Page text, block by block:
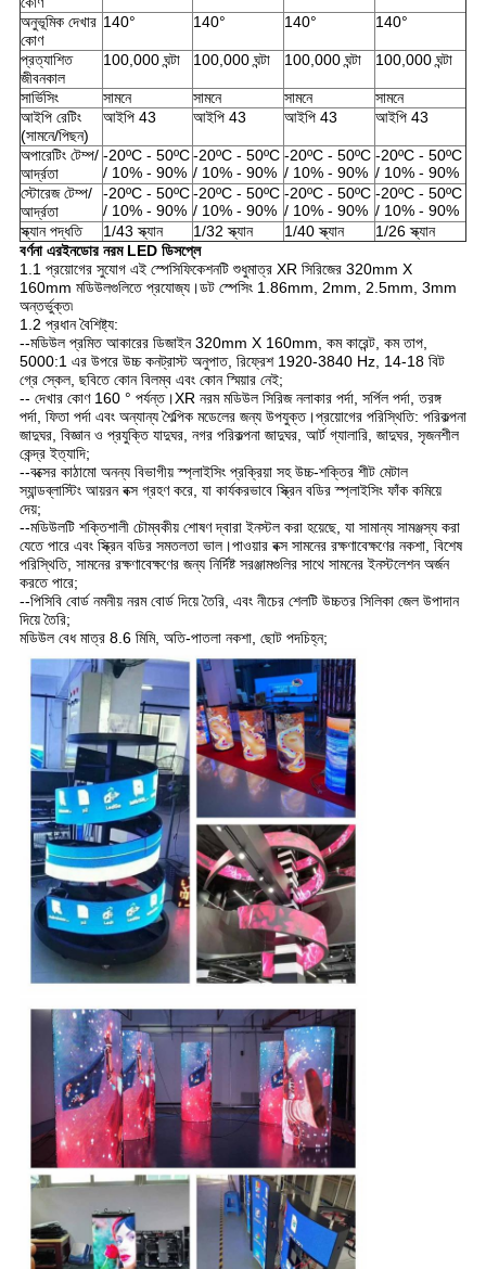
অনুভূমিক দেখার
কোণ
140° 140° 140° 140°
প্রত্যাশিত
জীবনকাল
100,000 ঘন্টা 100,000 ঘন্টা 100,000 ঘন্টা 100,000 ঘন্টা
সার্ভিসিং সামনে সামনে সামনে
সামনে
আইপি রেটিং
(সামনে/পিছন)
আইপি 43 আইপি 43 আইপি 43 আইপি 43
অপারেটিং টেম্প/
আর্দ্রতা
-20ºC - 50ºC
/ 10% - 90%
-20ºC - 50ºC
/ 10% - 90%
-20ºC - 50ºC
/ 10% - 90%
-20ºC - 50ºC
/ 10% - 90%
স্টোরেজ টেম্প/
আর্দ্রতা
-20ºC - 50ºC
/ 10% - 90%
-20ºC - 50ºC
/ 10% - 90%
-20ºC - 50ºC
/ 10% - 90%
-20ºC - 50ºC
/ 10% - 90%
স্ক্যান পদ্ধতি
1/43 স্ক্যান 1/32 স্ক্যান 1/40 স্ক্যান
1/26 স্ক্যান
বর্ণনা এরইনডোর নরম LED ডিসপ্লে
1.1 প্রয়োগের সুযোগ এই স্পেসিফিকেশনটি শুধুমাত্র XR সিরিজের 320mm X
160mm মডিউলগুলিতে প্রযোজ্য।ডট স্পেসিং 1.86mm, 2mm, 2.5mm, 3mm
অন্তর্ভুক্ত৷
1.2 প্রধান বৈশিষ্ট্য:
--মডিউল প্রমিত আকারের ডিজাইন 320mm X 160mm, কম কারেন্ট, কম তাপ,
5000:1 এর উপরে উচ্চ কনট্রাস্ট অনুপাত, রিফ্রেশ 1920-3840 Hz, 14-18 বিট
গ্রে স্কেল, ছবিতে কোন বিলম্ব এবং কোন স্মিয়ার নেই;
-- দেখার কোণ 160 ° পর্যন্ত।XR নরম মডিউল সিরিজ নলাকার পর্দা, সর্পিল পর্দা, তরঙ্গ
পর্দা, ফিতা পর্দা এবং অন্যান্য শৈল্পিক মডেলের জন্য উপযুক্ত।প্রয়োগের পরিস্থিতি: পরিকল্পনা
জাদুঘর, বিজ্ঞান ও প্রযুক্তি যাদুঘর, নগর পরিকল্পনা জাদুঘর, আর্ট গ্যালারি, জাদুঘর, সৃজনশীল
কেন্দ্র ইত্যাদি;
--বক্সের কাঠামো অনন্য বিভাগীয় স্প্লাইসিং প্রক্রিয়া সহ উচ্চ-শক্তির শীট মেটাল
স্যান্ডব্লাস্টিং আয়রন বক্স গ্রহণ করে, যা কার্যকরভাবে স্ক্রিন বডির স্প্লাইসিং ফাঁক কমিয়ে
দেয়;
--মডিউলটি শক্তিশালী চৌম্বকীয় শোষণ দ্বারা ইনস্টল করা হয়েছে, যা সামান্য সামঞ্জস্য করা
যেতে পারে এবং স্ক্রিন বডির সমতলতা ভাল।পাওয়ার বক্স সামনের রক্ষণাবেক্ষণের নকশা, বিশেষ
পরিস্থিতি, সামনের রক্ষণাবেক্ষণের জন্য নির্দিষ্ট সরঞ্জামগুলির সাথে সামনের ইনস্টলেশন অর্জন
করতে পারে;
--পিসিবি বোর্ড নমনীয় নরম বোর্ড দিয়ে তৈরি, এবং নীচের শেলটি উচ্চতর সিলিকা জেল উপাদান
দিয়ে তৈরি;
মডিউল বেধ মাত্র 8.6 মিমি, অতি-পাতলা নকশা, ছোট পদচিহ্ন;